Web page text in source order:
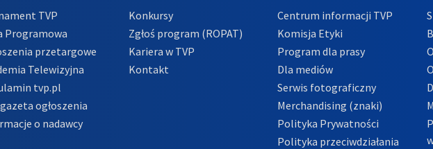
TVP
Programowa
przetargowe
Telewizyjna
tvp.pl
ogłoszenia
o nadawcy
Konkursy
Zgłoś program (ROPAT)
Kariera w TVP
Kontakt
Centrum informacji TVP
Komisja Etyki
Program dla prasy
Dla mediów
Serwis fotograficzny
Merchandising (znaki)
Polityka Prywatności
Polityka przeciwdziałania